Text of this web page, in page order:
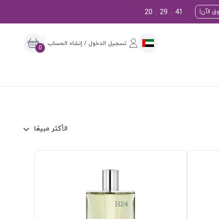
الآن! 40
:
29
:
20
تسجيل الدخول / إنشاء الحساب
0
الأكثر مبيعًا